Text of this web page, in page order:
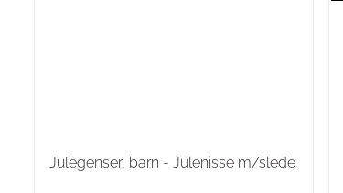
Julegenser, barn - Julenisse m/slede